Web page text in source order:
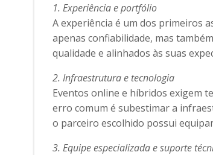
1. Experiência e portfólio
A experiência é um dos primeiros
apenas confiabilidade, mas
qualidade e alinhados às suas
2. Infraestrutura e tecnologia
Eventos online e híbridos exigem
erro comum é subestimar a
o parceiro escolhido possui
3. Equipe especializada e suporte